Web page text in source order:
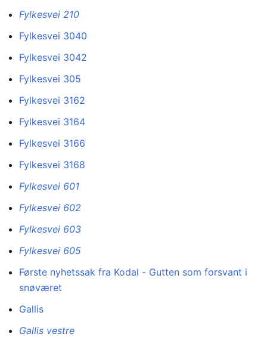
Fylkesvei 210
Fylkesvei 3040
Fylkesvei 3042
Fylkesvei 305
Fylkesvei 3162
Fylkesvei 3164
Fylkesvei 3166
Fylkesvei 3168
Fylkesvei 601
Fylkesvei 602
Fylkesvei 603
Fylkesvei 605
Første nyhetssak fra Kodal - Gutten som forsvant i
snøværet
Gallis
Gallis vestre